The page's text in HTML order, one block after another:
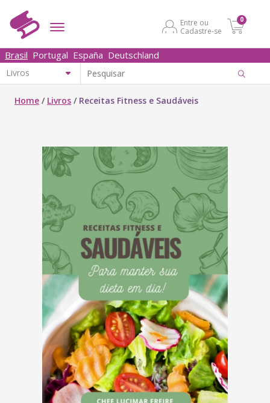
Entre ou
Cadastre-se
0
Brasil Portugal España Deutschland
Home / Livros / Receitas Fitness e Saudáveis